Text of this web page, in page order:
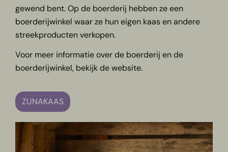
gewend bent. Op de boerderij hebben ze een
boerderijwinkel waar ze hun eigen kaas en andere
streekproducten verkopen.
Voor meer informatie over de boerderij en de
boerderijwinkel, bekijk de website.
ZUNAKAAS